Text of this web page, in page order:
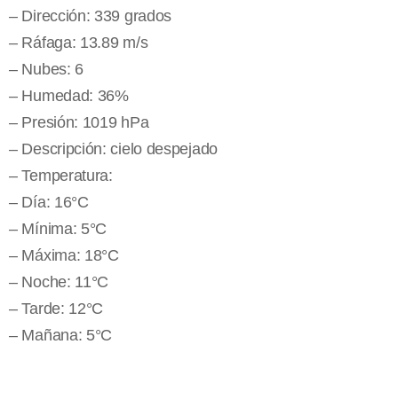
– Dirección: 339 grados
– Ráfaga: 13.89 m/s
– Nubes: 6
– Humedad: 36%
– Presión: 1019 hPa
– Descripción: cielo despejado
– Temperatura:
– Día: 16°C
– Mínima: 5°C
– Máxima: 18°C
– Noche: 11°C
– Tarde: 12°C
– Mañana: 5°C